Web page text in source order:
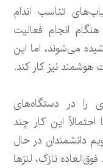
تناسب اندام
انجام فعالیت
می‌شوند، اما این
هوشمند نیز کار کند.
در دستگاه‌های
این کار چند
دانشمندان در حال
نازک، لنزها